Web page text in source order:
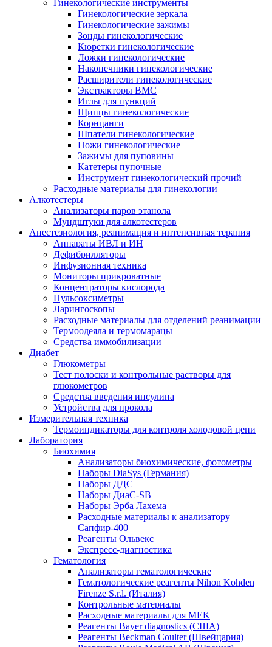
Гинекологические инструменты
Гинекологические зеркала
Гинекологические зажимы
Зонды гинекологические
Кюретки гинекологические
Ложки гинекологические
Наконечники гинекологические
Расширители гинекологические
Экстракторы ВМС
Иглы для пункций
Щипцы гинекологические
Корнцанги
Шпатели гинекологические
Ножи гинекологические
Зажимы для пуповины
Катетеры пупочные
Инструмент гинекологический прочий
Расходные материалы для гинекологии
Алкотестеры
Анализаторы паров этанола
Мундштуки для алкотестеров
Анестезиология, реанимация и интенсивная терапия
Аппараты ИВЛ и ИН
Дефибрилляторы
Инфузионная техника
Мониторы прикроватные
Концентраторы кислорода
Пульсоксиметры
Ларингоскопы
Расходные материалы для отделений реанимации
Термоодеяла и термомарацы
Средства иммобилизации
Диабет
Глюкометры
Тест полоски и контрольные растворы для
глюкометров
Средства введения инсулина
Устройства для прокола
Измерительная техника
Термоиндикаторы для контроля холодовой цепи
Лаборатория
Биохимия
Анализаторы биохимические, фотометры
Наборы DiaSys (Германия)
Наборы ДДС
Наборы ДиаС-SB
Наборы Эрба Лахема
Расходные материалы к анализатору
Сапфир-400
Реагенты Ольвекс
Экспресс-диагностика
Гематология
Анализаторы гематологические
Гематологические реагенты Nihon Kohden
Firenze S.r.l. (Италия)
Контрольные материалы
Расходные материалы для MEK
Реагенты Bayer diagnostics (США)
Реагенты Beckman Coulter (Швейцария)